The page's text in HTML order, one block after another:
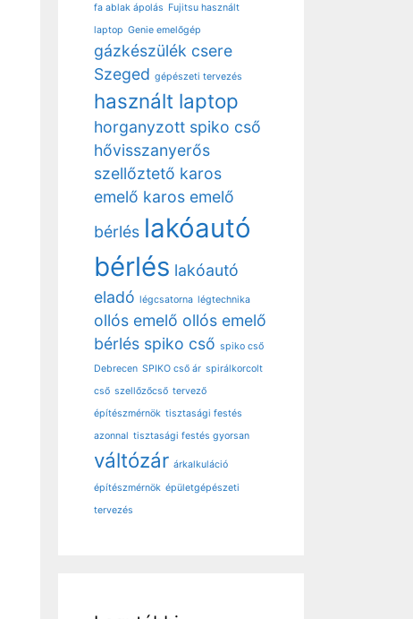
fa ablak ápolás Fujitsu használt
laptop Genie emelőgép
gázkészülék csere
Szeged gépészeti tervezés
használt laptop
horganyzott spiko cső
hővisszanyerős
szellőztető karos
emelő karos emelő
bérlés lakóautó
bérlés lakóautó
eladó légcsatorna légtechnika
ollós emelő ollós emelő
bérlés spiko cső spiko cső
Debrecen SPIKO cső ár spirálkorcolt
cső szellőzőcső tervező
építészmérnök tisztasági festés
azonnal tisztasági festés gyorsan
váltózár árkalkuláció
építészmérnök épületgépészeti
tervezés